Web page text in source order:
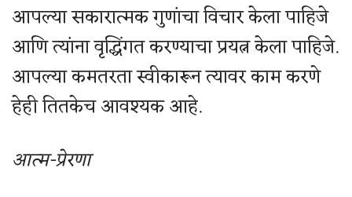
आपल्या सकारात्मक गुणांचा विचार केला पाहिजे
आणि त्यांना वृद्धिंगत करण्याचा प्रयत्न केला पाहिजे.
आपल्या कमतरता स्वीकारून त्यावर काम करणे
हेही तितकेच आवश्यक आहे.
आत्म-प्रेरणा